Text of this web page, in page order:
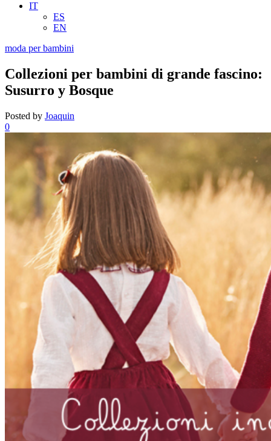
IT
ES
EN
moda per bambini
Collezioni per bambini di grande fascino:
Susurro y Bosque
Posted by Joaquin
0